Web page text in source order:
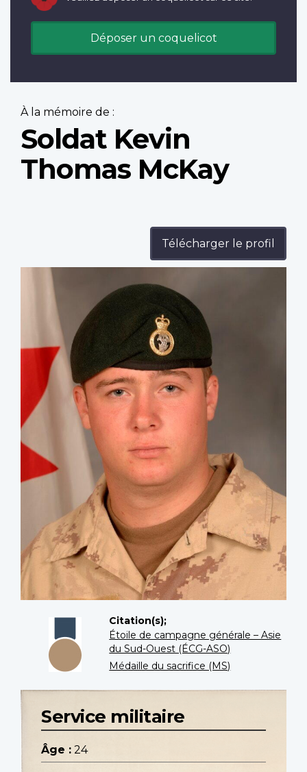
Déposer un coquelicot
À la mémoire de :
Soldat Kevin
Thomas McKay
Télécharger le profil
Citation(s);
Étoile de campagne générale – Asie
du Sud-Ouest (ÉCG-ASO)
Médaille du sacrifice (MS)
Service militaire
Âge : 24